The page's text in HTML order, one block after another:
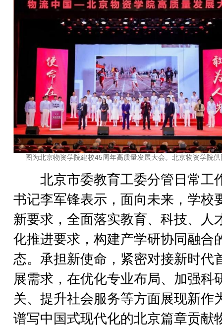
图为北京物资学院建校45周年高质量发展大会。北京物资学院供
北京市委教育工委分管日常工
书记李军锋表示，面向未来，学校
新要求，全面落实教育、科技、人
化推进要求，构建产学研协同融合
态。承担新使命，紧密对接新时代
展需求，在优化专业布局、加强科
关、提升社会服务等方面展现新作
谱写中国式现代化的北京篇章贡献